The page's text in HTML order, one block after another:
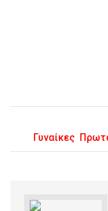
Γυναίκες